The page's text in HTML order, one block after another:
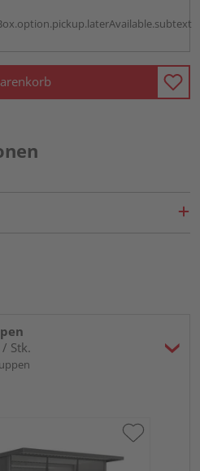
Stk.